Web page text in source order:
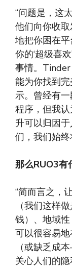
“问题是，这
他们向你收
地把你困在
你的‘超级喜
事情。
能为你找到
示。曾经有
程序，但我
升可以归因
们，我们始
那么RUO3有
“简而言之，
（我们这样
钱）、地域
可以很容易
（或缺乏成
关心人们的隐